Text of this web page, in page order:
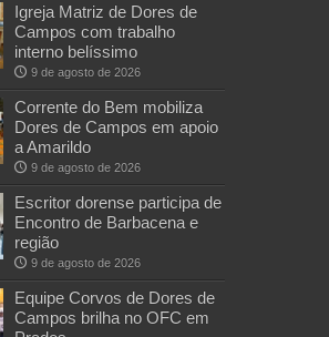
Igreja Matriz de Dores de
Campos com trabalho
interno belíssimo
9 de agosto de 2026
Corrente do Bem mobiliza
Dores de Campos em apoio
a Amarildo
9 de agosto de 2026
Escritor dorense participa de
Encontro de Barbacena e
região
9 de agosto de 2026
Equipe Corvos de Dores de
Campos brilha no OFC em